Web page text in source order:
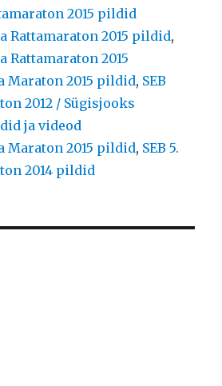
2015 pildid
Rattamaraton 2015 pildid,
Rattamaraton 2015
Maraton 2015 pildid, SEB
2012 / Sügisjooks
ja videod
Maraton 2015 pildid, SEB 5.
2014 pildid